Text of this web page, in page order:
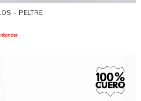
- PELTRE